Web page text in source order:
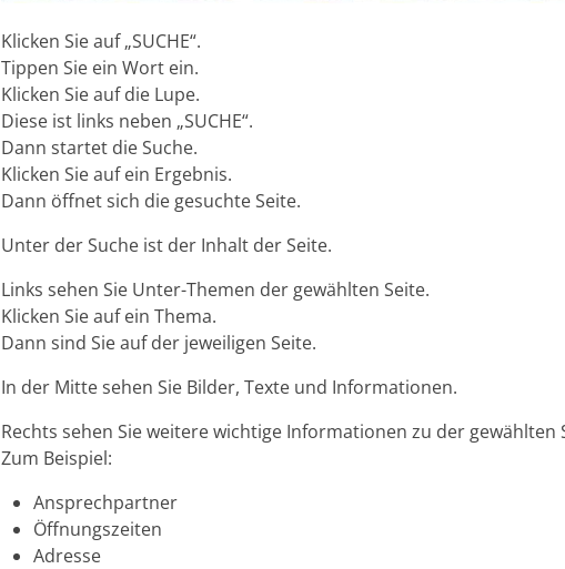
Klicken Sie auf „SUCHE“.
Tippen Sie ein Wort ein.
Klicken Sie auf die Lupe.
Diese ist links neben „SUCHE“.
Dann startet die Suche.
Klicken Sie auf ein Ergebnis.
Dann öffnet sich die gesuchte Seite.
Unter der Suche ist der Inhalt der Seite.
Links sehen Sie Unter-Themen der gewählten Seite.
Klicken Sie auf ein Thema.
Dann sind Sie auf der jeweiligen Seite.
In der Mitte sehen Sie Bilder, Texte und Informationen.
Rechts sehen Sie weitere wichtige Informationen zu der gewählten
Zum Beispiel:
Ansprechpartner
Öffnungszeiten
Adresse